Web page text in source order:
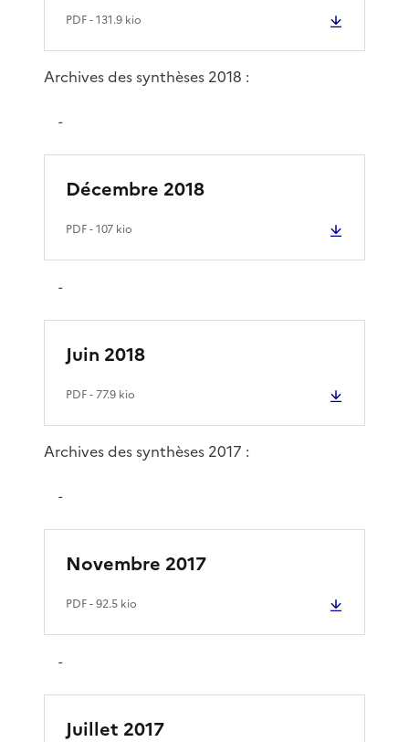
PDF- 131.9 kio
Archives des synthèses 2018 :
-
Décembre 2018
PDF- 107 kio
-
Juin 2018
PDF- 77.9 kio
Archives des synthèses 2017 :
-
Novembre 2017
PDF- 92.5 kio
-
Juillet 2017